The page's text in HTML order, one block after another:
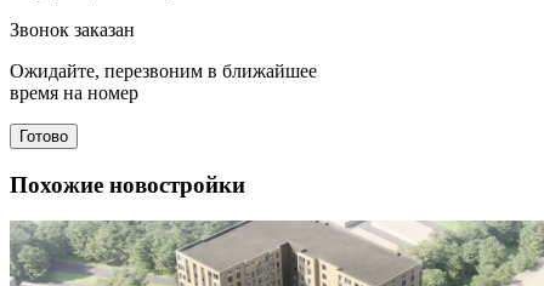
Звонок заказан
Ожидайте, перезвоним в ближайшее
время на номер
Готово
Похожие новостройки